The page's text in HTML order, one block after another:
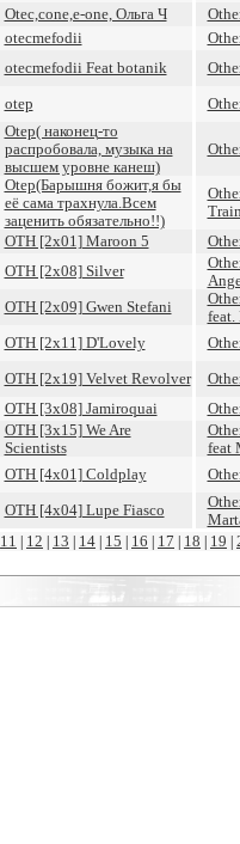
Otec,cone,e-one, Ольга Ч
otecmefodii
otecmefodii Feat botanik
otep
Otep( наконец-то
распробовала, музыка на
высшем уровне канеш)
Otep(Барышня божит,я бы
её сама трахнула.Всем
заценить обязательно!!)
OTH [2x01] Maroon 5
OTH [2x08] Silver
OTH [2x09] Gwen Stefani
feat.
OTH [2x11] D'Lovely
OTH [2x19] Velvet Revolver
OTH [3x08] Jamiroquai
OTH [3x15] We Are
Scientists
feat
OTH [4x01] Coldplay
OTH [4x04] Lupe Fiasco
11 12 13 14 15 16 17 18 19